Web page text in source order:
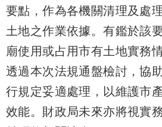
要點，作為各機關清理及處
土地之作業依據。有鑑於該
廟使用或占用市有土地實務
透過本次法規通盤檢討，協
行規定妥適處理，以維護市
效能。財政局未來亦將視實